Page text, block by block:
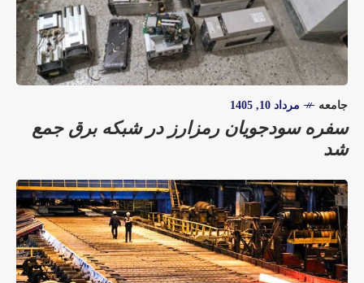
جامعه مرداد 10, 1405
سفره سودجویان رمزارز در شبکه برق جمع
شد